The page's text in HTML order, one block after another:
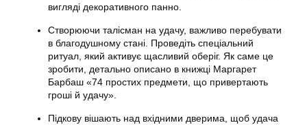
вигляді декоративного панно.
Створюючи талісман на удачу, важливо перебувати
в благодушному стані. Проведіть спеціальний
ритуал, який активує щасливий оберіг. Як саме це
зробити, детально описано в книжці Маргарет
Барбаш «74 простих предмети, що привертають
гроші й удачу».
Підкову вішають над вхідними дверима, щоб удача